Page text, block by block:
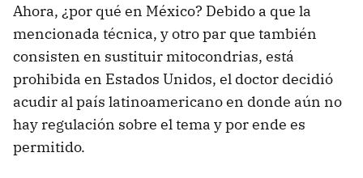
Ahora, ¿por qué en México? Debido a que la
mencionada técnica, y otro par que también
consisten en sustituir mitocondrias, está
prohibida en Estados Unidos, el doctor decidió
acudir al país latinoamericano en donde aún no
hay regulación sobre el tema y por ende es
permitido.